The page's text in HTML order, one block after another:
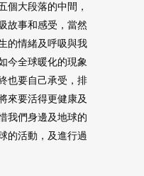
個大段落的中間，
故事和感受，當然
的情緒及呼吸與我
今全球暖化的現象
也要自己承受，排
來要活得更健康及
我們身邊及地球的
的活動，及進行過